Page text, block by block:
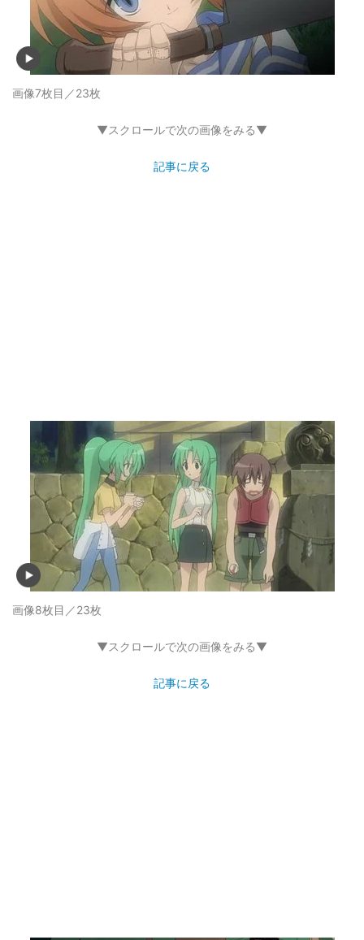
画像7枚目／23枚
▼スクロールで次の画像をみる▼
記事に戻る
画像8枚目／23枚
▼スクロールで次の画像をみる▼
記事に戻る